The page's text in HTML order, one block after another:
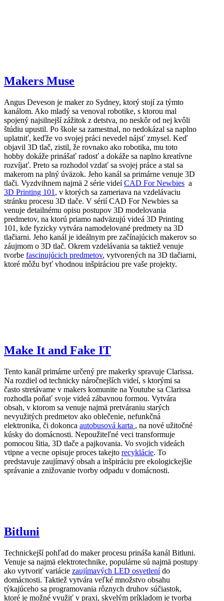
Makers Muse
Angus Deveson je maker zo Sydney, ktorý stojí za týmto
kanálom. Ako mladý sa venoval robotike, s ktorou mal
spojený najsilnejší zážitok z detstva, no neskôr od nej kvôli
štúdiu upustil. Po škole sa zamestnal, no nedokázal sa naplno
uplatniť, keďže vo svojej práci nevedel nájsť zmysel. Keď
objavil 3D tlač, zistil, že rovnako ako robotika, mu toto
hobby dokáže prinášať radosť a dokáže sa naplno kreatívne
rozvíjať. Preto sa rozhodol vzdať sa svojej práce a stal sa
makerom na plný úväzok. Jeho kanál sa primárne venuje 3D
tlači. Vyzdvihnem najmä 2 série videíCAD For Newbies a
3D Printing 101 , v ktorých sa zameriava na vzdelávaciu
stránku procesu 3D tlače. V sérií CAD For Newbies sa
venuje detailnému opisu postupov 3D modelovania
predmetov, na ktorú priamo nadväzujú videá 3D Printing
101, kde fyzicky vytvára namodelované predmety na 3D
tlačiarni. Jeho kanál je ideálnym pre začínajúcich makerov so
záujmom o 3D tlač. Okrem vzdelávania sa taktiež venuje
tvorbe fascinujúcich predmetov, vytvorených na 3D tlačiarni,
ktoré môžu byť vhodnou inšpiráciou pre vaše projekty.
Make It and Fake IT
Tento kanál primárne určený pre makerky spravuje Clarissa.
Na rozdiel od technicky náročnejších videí, s ktorými sa
často stretávame v makers komunite na Youtube sa Clarissa
rozhodla poňať svoje videá zábavnou formou. Vytvára
obsah, v ktorom sa venuje najmä pretváraniu starých
nevyužitých predmetov ako oblečenie, nefunkčná
elektronika, či dokonca autobusová karta , na nové užitočné
kúsky do domácnosti. Nepoužiteľné veci transformuje
pomocou šitia, 3D tlače a pajkovania. Vo svojich videách
vtipne a vecne opisuje proces takejto recyklácie. To
predstavuje zaujímavý obsah a inšpiráciu pre ekologickejšie
správanie a znižovanie tvorby odpadu v domácnosti.
Bitluni
Technickejší pohľad do maker procesu prináša kanál Bitluni.
Venuje sa najmä elektrotechnike, populárne sú najmä postupy
ako vytvoriť variácie zaujímavých LED osvetlenído
domácnosti. Taktiež vytvára veľké množstvo obsahu
týkajúceho sa programovania rôznych druhov súčiastok,
ktoré je možné využiť v praxi, skvelým príkladom je tvorba